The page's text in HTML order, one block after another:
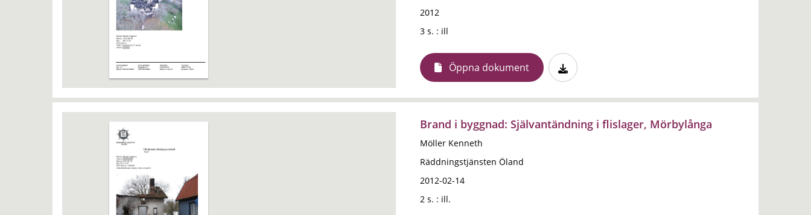
2012
3 s. : ill
Öppna dokument
Brand i byggnad: Självantändning i flislager, Mörbylånga
Möller Kenneth
Räddningstjänsten Öland
2012-02-14
2 s. : ill.